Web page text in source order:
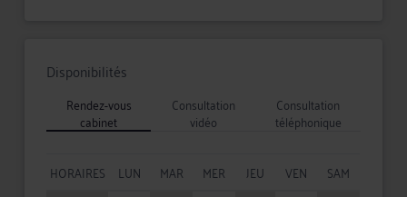
Disponibilités
Rendez-vous
cabinet
Consultation
vidéo
Consultation
téléphonique
HORAIRES LUN MAR MER JEU VEN
SAM